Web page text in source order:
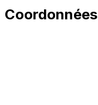
Coordonnées